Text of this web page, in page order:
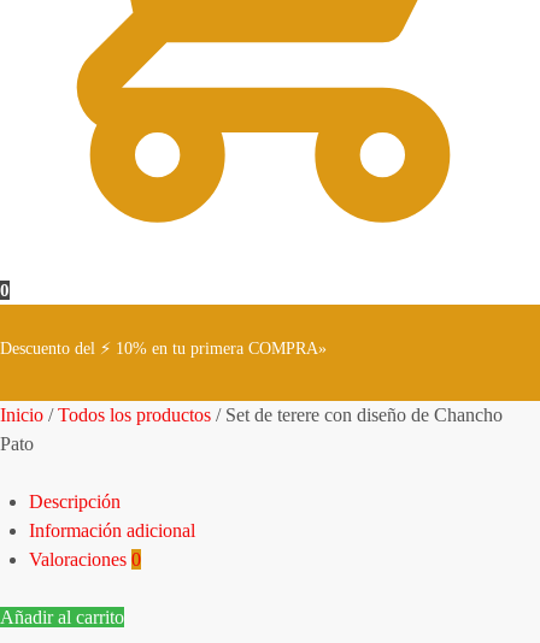
0
Descuento del ⚡ 10% en tu primera COMPRA»
Inicio /Todos los productos / Set de terere con diseño de Chancho
Pato
Descripción
Información adicional
Valoraciones 0
Añadir al carrito